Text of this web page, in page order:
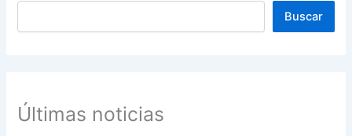
Buscar
Buscar
Últimas noticias